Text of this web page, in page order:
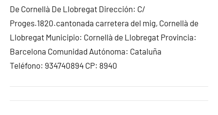
De Cornellà De Llobregat Dirección: C/
Proges.1820.cantonada carretera del mig, Cornellà de
Llobregat Municipio: Cornellà de Llobregat Provincia:
Barcelona Comunidad Autónoma: Cataluña
Teléfono: 934740894 CP: 8940